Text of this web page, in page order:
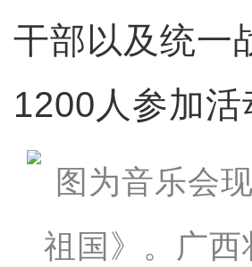
干部以及统一
1200人参加活